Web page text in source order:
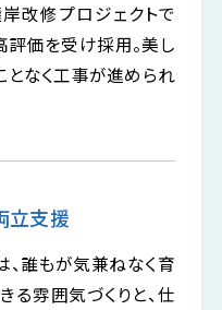
改修プロジェクトで
評価を受け採用。美し
となく工事が進められ
立支援
、誰もが気兼ねなく育
る雰囲気づくりと、仕